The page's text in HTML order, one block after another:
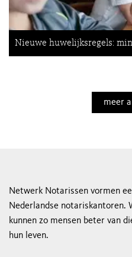
Nieuwe huwelijksregels:
meer
Netwerk Notarissen vormen
Nederlandse notariskantoren.
kunnen zo mensen beter van
hun leven.